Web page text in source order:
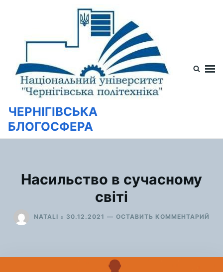
содержимому
ЧЕРНІГІВСЬКА
БЛОГОСФЕРА
Насильство в сучасному
світі
NATALI в 30.12.2021 ОСТАВИТЬ КОММЕНТАРИЙ